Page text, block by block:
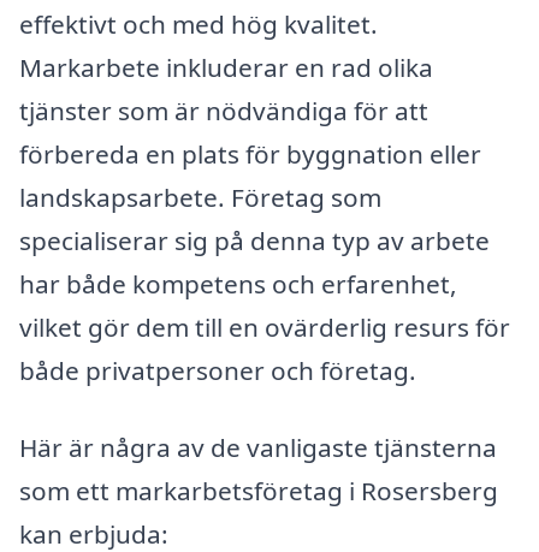
effektivt och med hög kvalitet.
Markarbete inkluderar en rad olika
tjänster som är nödvändiga för att
förbereda en plats för byggnation eller
landskapsarbete. Företag som
specialiserar sig på denna typ av arbete
har både kompetens och erfarenhet,
vilket gör dem till en ovärderlig resurs för
både privatpersoner och företag.
Här är några av de vanligaste tjänsterna
som ett markarbetsföretag i Rosersberg
kan erbjuda: